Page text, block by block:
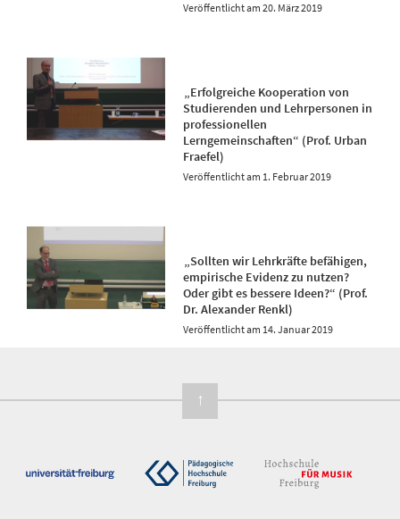
20. März 2019
„Erfolgreiche Kooperation von
Studierenden und Lehrpersonen in
professionellen
Lerngemeinschaften“ (Prof. Urban
Fraefel)
1. Februar 2019
„Sollten wir Lehrkräfte befähigen,
empirische Evidenz zu nutzen?
Oder gibt es bessere Ideen?“ (Prof.
Dr. Alexander Renkl)
14. Januar 2019
↑